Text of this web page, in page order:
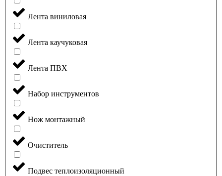
Лента виниловая
Лента каучуковая
Лента ПВХ
Набор инструментов
Нож монтажный
Очиститель
Подвес теплоизоляционный